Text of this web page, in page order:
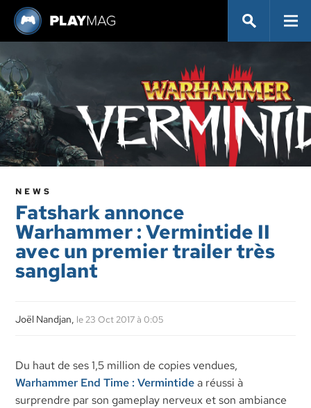
NEWS
Fatshark annonce
Warhammer : Vermintide II
avec un premier trailer très
sanglant
Joël Nandjan, le 23 Oct 2017 à 0:05
Du haut de ses 1,5 million de copies vendues,
Warhammer End Time : Vermintidea réussi à
surprendre par son gameplay nerveux et son ambiance